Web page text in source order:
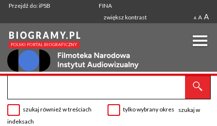
Przejdź do: iPSB
FINA
zwiększ kontrast
A A A
szukaj również w treściach tylko wybrany okres
szukaj w
indeksach